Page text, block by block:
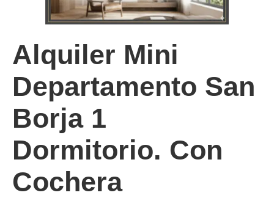
Alquiler Mini
Departamento San
Borja 1
Dormitorio. Con
Cochera